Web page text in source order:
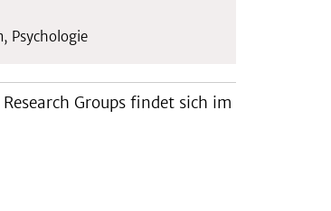
Psychologie
Groups findet sich im